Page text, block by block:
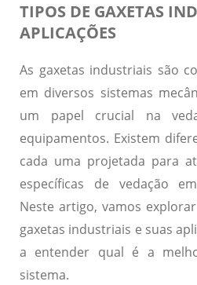
TIPOS DE GAXETAS
APLICAÇÕES
As gaxetas industriais são
em diversos sistemas
um papel crucial na
equipamentos. Existem
cada uma projetada para
específicas de vedação
Neste artigo, vamos
gaxetas industriais e suas
a entender qual é a
sistema.